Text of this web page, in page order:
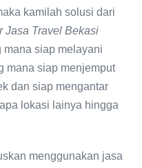
kamilah solusi dari
Jasa Travel Bekasi
siap melayani
mana siap menjemput
dan siap mengantar
lokasi lainya hingga
menggunakan jasa